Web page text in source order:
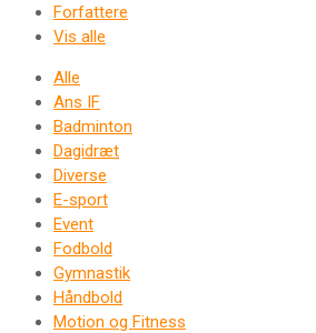
Forfattere
Vis alle
Alle
Ans IF
Badminton
Dagidræt
Diverse
E-sport
Event
Fodbold
Gymnastik
Håndbold
Motion og Fitness